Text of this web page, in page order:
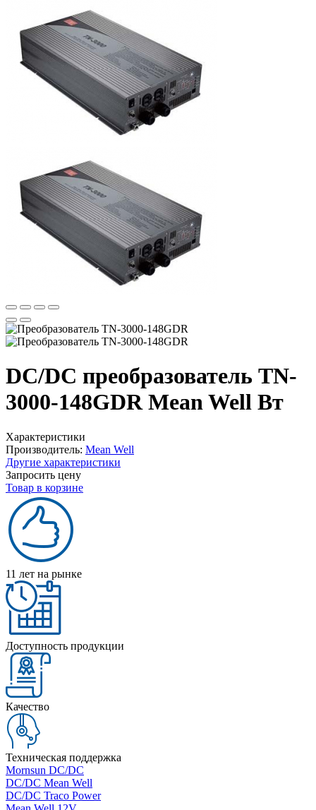
DC/DC преобразователь TN-
3000-148GDR Mean Well Вт
Характеристики
Производитель: Mean Well
Другие характеристики
Запросить цену
Товар в корзине
11 лет на рынке
Доступность продукции
Качество
Техническая поддержка
Mornsun DC/DC
DC/DC Mean Well
DC/DC Traco Power